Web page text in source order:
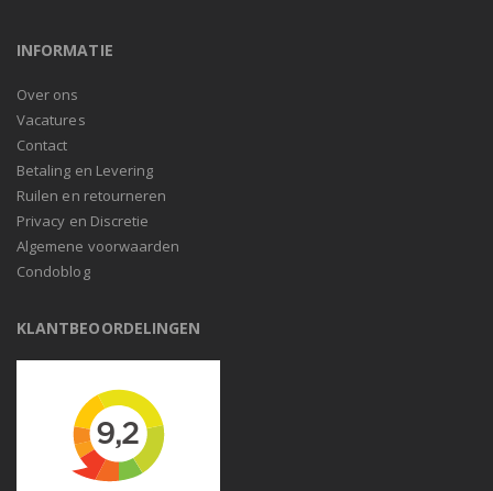
INFORMATIE
Over ons
Vacatures
Contact
Betaling en Levering
Ruilen en retourneren
Privacy en Discretie
Algemene voorwaarden
Condoblog
KLANTBEOORDELINGEN